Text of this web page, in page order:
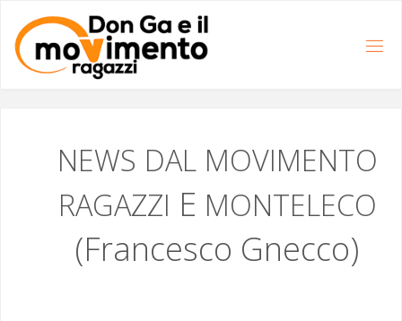
contenuto
NEWS DAL MOVIMENTO
RAGAZZI E MONTELECO
(Francesco Gnecco)